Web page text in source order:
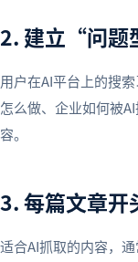
2. 建立“问题
用户在AI平台上的搜
怎么做、企业如何被
容。
3. 每篇文章开
适合AI抓取的内容，